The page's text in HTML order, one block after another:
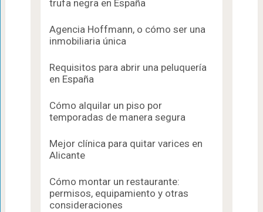
trufa negra en España
Agencia Hoffmann, o cómo ser una
inmobiliaria única
Requisitos para abrir una peluquería
en España
Cómo alquilar un piso por
temporadas de manera segura
Mejor clínica para quitar varices en
Alicante
Cómo montar un restaurante:
permisos, equipamiento y otras
consideraciones